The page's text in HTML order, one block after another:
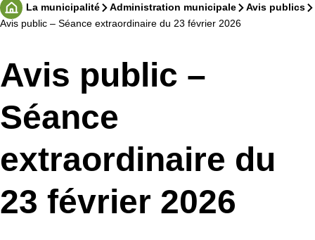
Accueil La municipalité Administration municipale
Avis publics
Avis public – Séance extraordinaire du 23 février 2026
Avis public –
Séance
extraordinaire du
23 février 2026